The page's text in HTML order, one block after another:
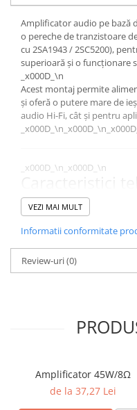
Amplificator audio pe bază
o pereche de tranzistoare
cu 2SA1943 / 2SC5200),
superioară și o funcționare
_x000D_\n
Acest montaj permite
și oferă o putere mare de
audio Hi-Fi, cât și pentru
_x000D_\n_x000D_\n
_x000D_\n
_x000D_\n
_x000D_\n
Tensiune de
_x000D_\n
_x000D_\n
_x000D_\n
_x000D_\n
_x000D_\n
_x000D_\n
Min. 150 W pentru
VEZI MAI MULT
Informatii conformitate
Review-uri(0)
Amplificator 45W/8Ω
de la 37,27 Lei